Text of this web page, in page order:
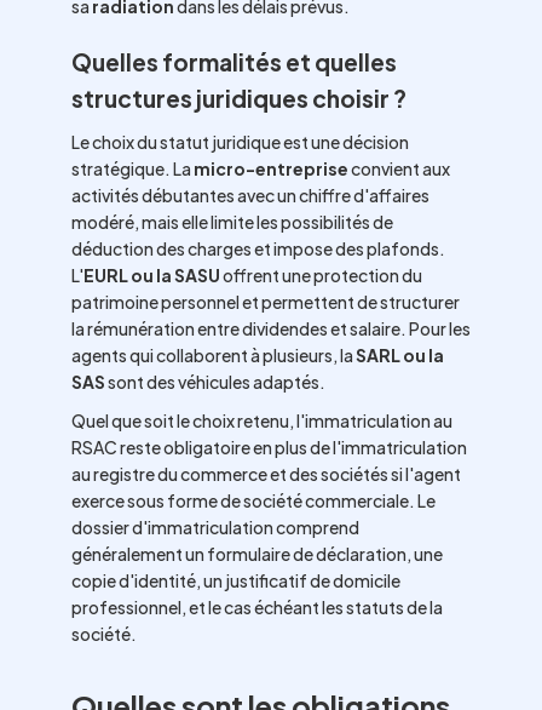
sa radiationdans les délais prévus.
Quelles formalités et quelles
structures juridiques choisir ?
Le choix du statut juridique est une décision
stratégique. La micro-entrepriseconvient aux
activités débutantes avec un chiffre d'affaires
modéré, mais elle limite les possibilités de
déduction des charges et impose des plafonds.
L'EURL ou la SASUoffrent une protection du
patrimoine personnel et permettent de structurer
la rémunération entre dividendes et salaire. Pour les
agents qui collaborent à plusieurs, laSARL ou la
SASsont des véhicules adaptés.
Quel que soit le choix retenu, l'immatriculation au
RSAC reste obligatoire en plus de l'immatriculation
au registre du commerce et des sociétés si l'agent
exerce sous forme de société commerciale. Le
dossier d'immatriculation comprend
généralement un formulaire de déclaration, une
copie d'identité, un justificatif de domicile
professionnel, et le cas échéant les statuts de la
société.